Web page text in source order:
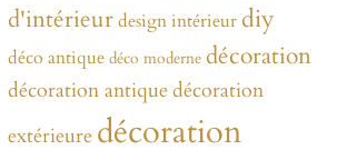
d'intérieurdesign intérieur diy
déco antique déco moderne décoration
décoration antiquedécoration
extérieure décoration